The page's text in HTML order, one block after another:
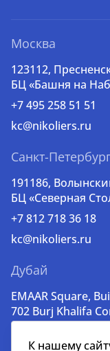
Москва
123112,
БЦ «Башня на
+7 495 258 51 51
kc@nikoliers.ru
Санкт-
191186,
БЦ «Северная
+7 812 718 36 18
kc@nikoliers.ru
Дубай
EMAAR Square,
702 Burj Khalifa
К нашему